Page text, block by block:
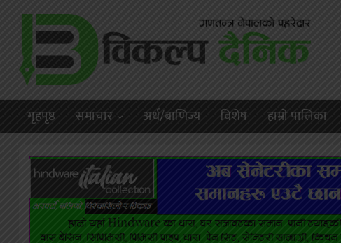
गृहपृष्ठ समाचार अर्थ/बाणिज्य विशेष हाम्राे पालिका